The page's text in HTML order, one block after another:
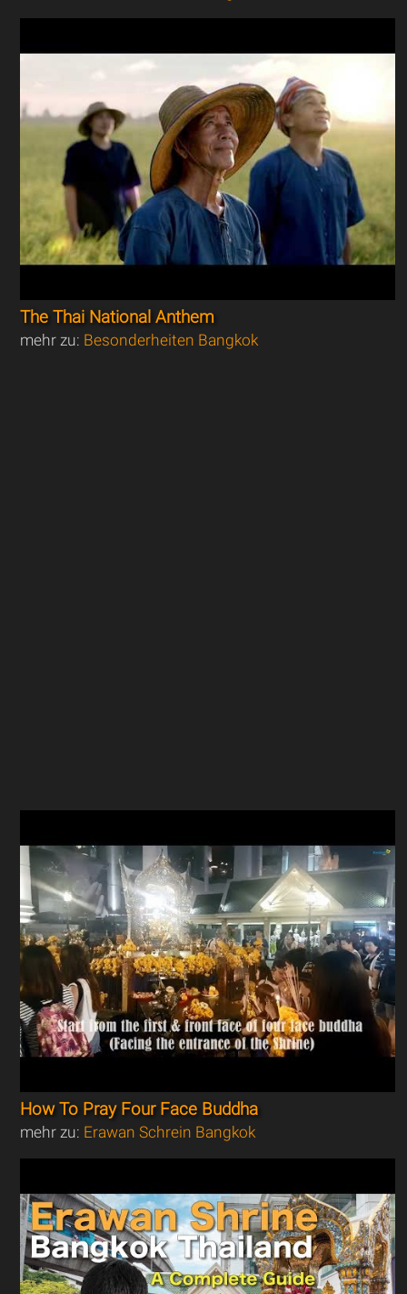
The Thai National Anthem
mehr zu: Besonderheiten Bangkok
How To Pray Four Face Buddha
mehr zu: Erawan Schrein Bangkok